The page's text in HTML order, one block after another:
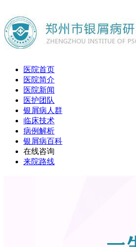
医院首页
医院简介
医院新闻
医护团队
银屑病人群
临床技术
病例解析
银屑病百科
在线咨询
来院路线